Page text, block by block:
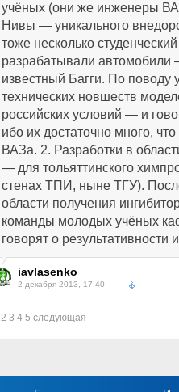
учёных (они же инженеры
Нивы — уникального
тоже несколько
разрабатывали
известный Багги. По поводу
технических новшеств
российских условий — и
ибо их достаточно много,
ВАЗа. 2. Разработки в
— для тольяттинского
стенах ТПИ, ныне ТГУ).
области получения
команды молодых учёных
говорят о результативности
iavlasenko
2 декабря 2013, 17:40
2 3 4 5 следующая